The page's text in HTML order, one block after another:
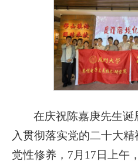
在庆祝陈嘉庚先生诞
入贯彻落实党的二十大
党性修养，7月17日上午